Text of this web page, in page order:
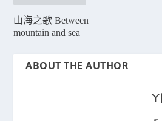
山海之歌 Between
mountain and sea
ABOUT THE AUTHOR
ㄚ